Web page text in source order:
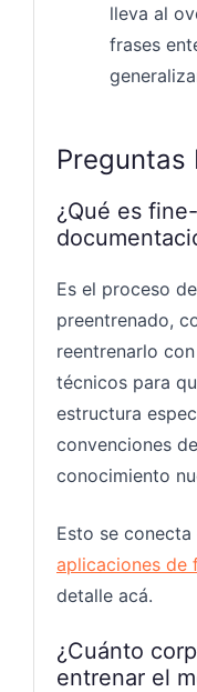
lleva al
frases
Preguntas
¿Qué es
Es el proceso
preentrenado,
reentrenarlo
técnicos para
estructura
convenciones
conocimiento
Esto se
aplicaciones de
detalle acá.
¿Cuánto
entrenar el